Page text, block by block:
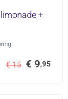
+
€ 15 € 9,95